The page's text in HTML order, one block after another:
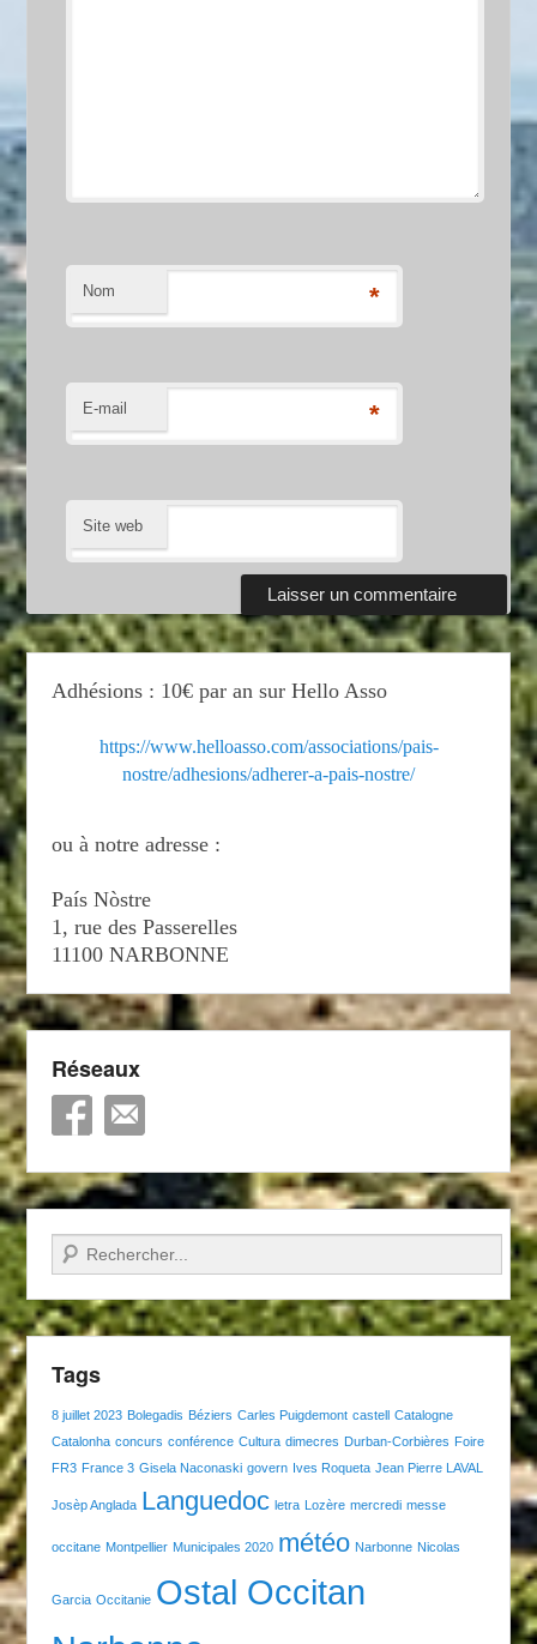
Nom *
E-mail *
Site web
Adhésions : 10€ par an sur Hello Asso
https://www.helloasso.com/associations/pais-
nostre/adhesions/adherer-a-pais-nostre/
ou à notre adresse :
País Nòstre
1, rue des Passerelles
11100 NARBONNE
Réseaux
Recherche
Tags
8 juillet 2023 Bolegadis Béziers Carles Puigdemont castell Catalogne
Catalonha concurs conférence Cultura dimecres Durban-Corbières Foire
FR3 France 3 Gisela Naconaski govern Ives Roqueta Jean Pierre LAVAL
Josèp Anglada Languedoc letra Lozère mercredi messe
occitane Montpellier Municipales 2020 météo Narbonne Nicolas
Garcia Occitanie Ostal Occitan